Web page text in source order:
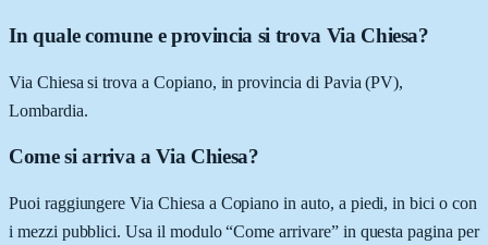
In quale comune e provincia si trova Via Chiesa?
Via Chiesa si trova a Copiano, in provincia di Pavia (PV),
Lombardia.
Come si arriva a Via Chiesa?
Puoi raggiungere Via Chiesa a Copiano in auto, a piedi, in bici o con
i mezzi pubblici. Usa il modulo “Come arrivare” in questa pagina per